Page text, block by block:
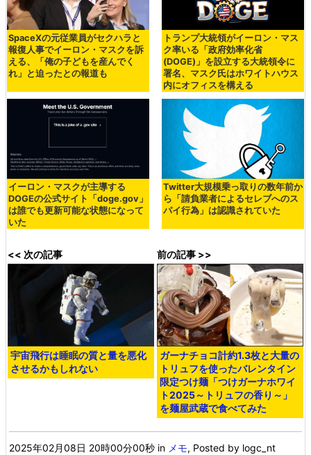
SpaceXの元従業員がセクハラと
報復人事でイーロン・マスクを訴
える、「俺の子どもを産んでく
れ」と迫ったとの報道も
トランプ大統領がイーロン・マス
ク率いる「政府効率化省
(DOGE)」を設立する大統領令に
署名、マスク氏はホワイトハウス
内にオフィスを構える
イーロン・マスクが主導する
DOGEの公式サイト「doge.gov」
は誰でも更新可能な状態になって
いた
Twitter大規模乗っ取りの数年前か
ら「請負業者によるセレブへのス
パイ行為」は認識されていた
<< 次の記事
宇宙飛行は睡眠の質と量を悪化
させるかもしれない
前の記事 >>
ガーナチョコ計約1.3枚と大量の
トリュフを使ったバレンタイン
限定つけ麺「つけガーナホワイ
ト2025～トリュフの香り～」
を麺屋武蔵で食べてみた
2025年02月08日 20時00分00秒 in メモ, Posted by logc_nt